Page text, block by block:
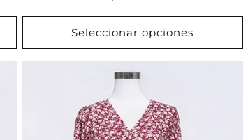
oferta
Seleccionar opciones